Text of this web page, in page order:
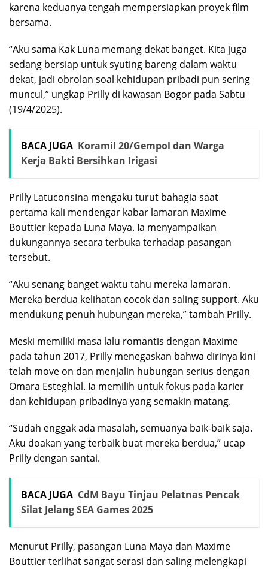
karena keduanya tengah mempersiapkan proyek film
bersama.
“Aku sama Kak Luna memang dekat banget. Kita juga
sedang bersiap untuk syuting bareng dalam waktu
dekat, jadi obrolan soal kehidupan pribadi pun sering
muncul,” ungkap Prilly di kawasan Bogor pada Sabtu
(19/4/2025).
BACA JUGA Koramil 20/Gempol dan Warga
Kerja Bakti Bersihkan Irigasi
Prilly Latuconsina mengaku turut bahagia saat
pertama kali mendengar kabar lamaran Maxime
Bouttier kepada Luna Maya. Ia menyampaikan
dukungannya secara terbuka terhadap pasangan
tersebut.
“Aku senang banget waktu tahu mereka lamaran.
Mereka berdua kelihatan cocok dan saling support. Aku
mendukung penuh hubungan mereka,” tambah Prilly.
Meski memiliki masa lalu romantis dengan Maxime
pada tahun 2017, Prilly menegaskan bahwa dirinya kini
telah move on dan menjalin hubungan serius dengan
Omara Esteghlal. Ia memilih untuk fokus pada karier
dan kehidupan pribadinya yang semakin matang.
“Sudah enggak ada masalah, semuanya baik-baik saja.
Aku doakan yang terbaik buat mereka berdua,” ucap
Prilly dengan santai.
BACA JUGA CdM Bayu Tinjau Pelatnas Pencak
Silat Jelang SEA Games 2025
Menurut Prilly, pasangan Luna Maya dan Maxime
Bouttier terlihat sangat serasi dan saling melengkapi